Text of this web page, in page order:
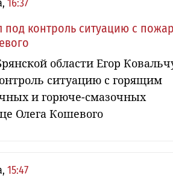
16:37
под контроль ситуацию с
области Егор
ситуацию с горящим
и горюче-смазочных
Олега Кошевого
15:47